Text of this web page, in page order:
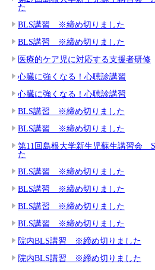
た
BLS講習 ※締め切りました
BLS講習 ※締め切りました
医療的ケア児に対応する支援者研修
心臓に強くなる！心聴診講習
心臓に強くなる！心聴診講習
BLS講習 ※締め切りました
BLS講習 ※締め切りました
第11回島根大学新生児蘇生講習会
た
BLS講習 ※締め切りました
BLS講習 ※締め切りました
BLS講習 ※締め切りました
BLS講習 ※締め切りました
院内BLS講習 ※締め切りました
院内BLS講習 ※締め切りました